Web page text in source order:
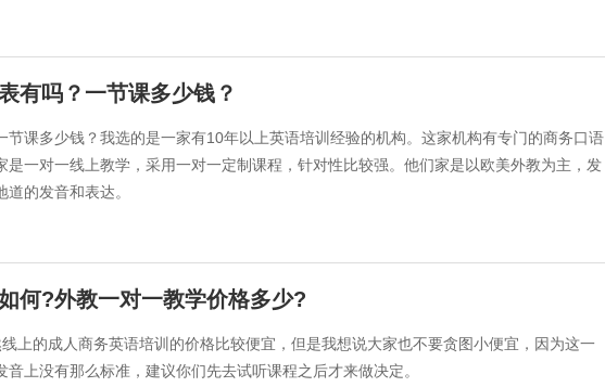
有吗？一节课多少钱？
节课多少钱？我选的是一家有10年以上英语培训经验的机构。这家机构有专门的商务口语
是一对一线上教学，采用一对一定制课程，针对性比较强。他们家是以欧美外教为主，发
的发音和表达。
何?外教一对一教学价格多少?
上的成人商务英语培训的价格比较便宜，但是我想说大家也不要贪图小便宜，因为这一
上没有那么标准，建议你们先去试听课程之后才来做决定。